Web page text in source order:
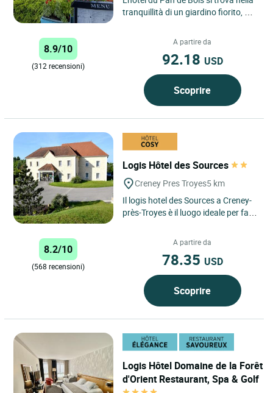
tranquillità di un giardino fiorito, al
8.9/10
(312 recensioni)
A partire da
92.18 USD
Scoprire
Logis Hôtel des Sources
Creney Pres Troyes5 km
Il logis hotel des Sources a Creney-
près-Troyes è il luogo ideale per fare
8.2/10
(568 recensioni)
A partire da
78.35 USD
Scoprire
Logis Hôtel Domaine de la Forêt
d'Orient Restaurant, Spa & Golf